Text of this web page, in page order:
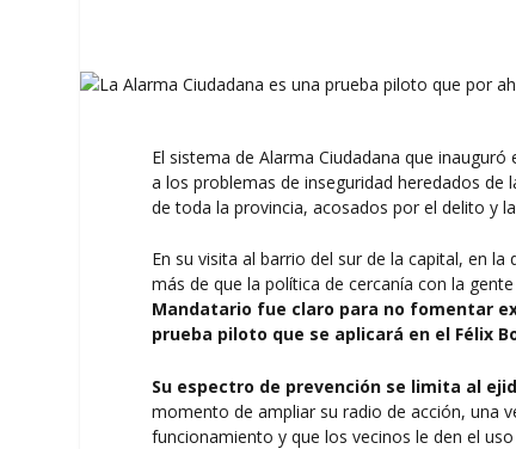
El sistema de Alarma Ciudadana que
a los problemas de inseguridad heredados
de toda la provincia, acosados por el delito y
En su visita al barrio del sur de la capital, en
más de que la política de cercanía con la
Mandatario fue claro para no fomentar
prueba piloto que se aplicará en el Félix
Su espectro de prevención se limita al
momento de ampliar su radio de acción, una
funcionamiento y que los vecinos le den el